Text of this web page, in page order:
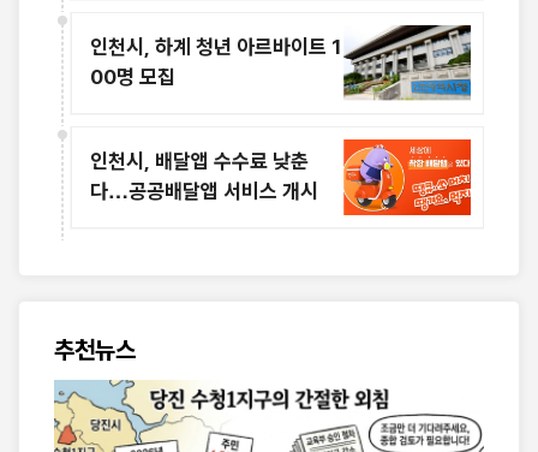
인천시, 하계 청년 아르바이트 1
00명 모집
인천시, 배달앱 수수료 낮춘
다…공공배달앱 서비스 개시
추천뉴스